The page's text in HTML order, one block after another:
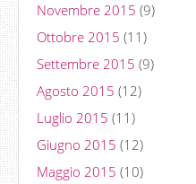
Novembre 2015 (9)
Ottobre 2015 (11)
Settembre 2015 (9)
Agosto 2015 (12)
Luglio 2015 (11)
Giugno 2015 (12)
Maggio 2015 (10)